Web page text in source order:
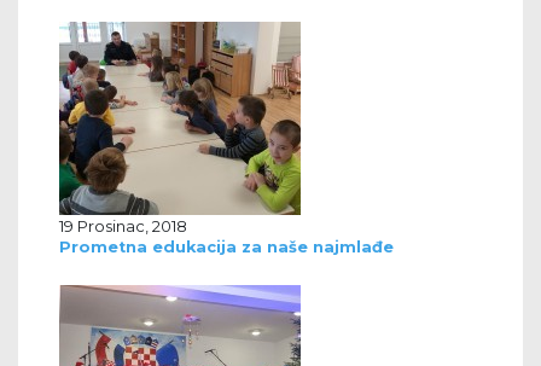
19 Prosinac, 2018
Prometna edukacija za naše najmlađe